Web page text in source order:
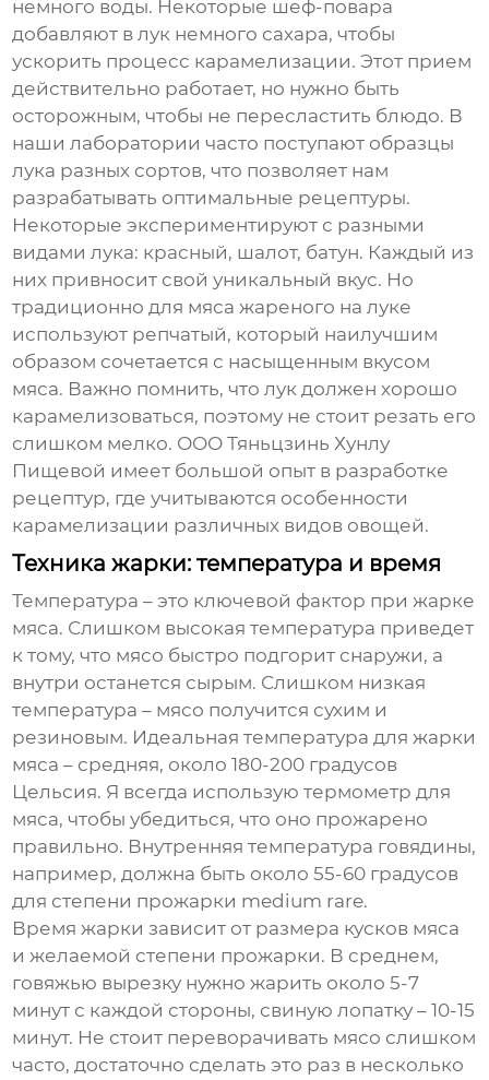
немного воды. Некоторые шеф-повара
добавляют в лук немного сахара, чтобы
ускорить процесс карамелизации. Этот прием
действительно работает, но нужно быть
осторожным, чтобы не пересластить блюдо. В
наши лаборатории часто поступают образцы
лука разных сортов, что позволяет нам
разрабатывать оптимальные рецептуры.
Некоторые экспериментируют с разными
видами лука: красный, шалот, батун. Каждый из
них привносит свой уникальный вкус. Но
традиционно для мяса жареного на луке
используют репчатый, который наилучшим
образом сочетается с насыщенным вкусом
мяса. Важно помнить, что лук должен хорошо
карамелизоваться, поэтому не стоит резать его
слишком мелко. ООО Тяньцзинь Хунлу
Пищевой имеет большой опыт в разработке
рецептур, где учитываются особенности
карамелизации различных видов овощей.
Техника жарки: температура и время
Температура – это ключевой фактор при жарке
мяса. Слишком высокая температура приведет
к тому, что мясо быстро подгорит снаружи, а
внутри останется сырым. Слишком низкая
температура – мясо получится сухим и
резиновым. Идеальная температура для жарки
мяса – средняя, около 180-200 градусов
Цельсия. Я всегда использую термометр для
мяса, чтобы убедиться, что оно прожарено
правильно. Внутренняя температура говядины,
например, должна быть около 55-60 градусов
для степени прожарки medium rare.
Время жарки зависит от размера кусков мяса
и желаемой степени прожарки. В среднем,
говяжью вырезку нужно жарить около 5-7
минут с каждой стороны, свиную лопатку – 10-15
минут. Не стоит переворачивать мясо слишком
часто, достаточно сделать это раз в несколько